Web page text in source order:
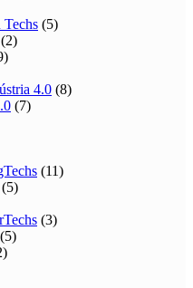
(5)
(2)
4.0 (8)
(7)
(11)
(5)
(3)
(5)